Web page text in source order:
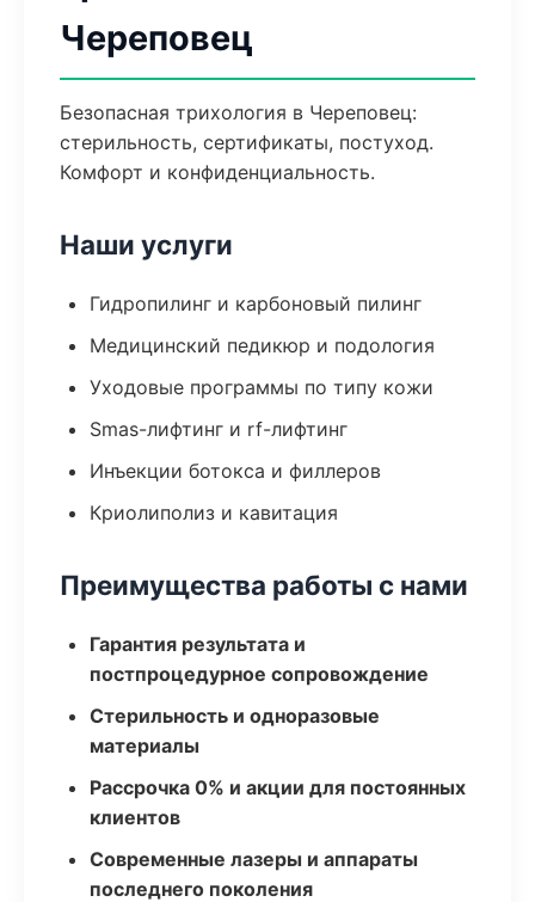
Череповец
Безопасная трихология в Череповец:
стерильность, сертификаты, постуход.
Комфорт и конфиденциальность.
Наши услуги
Гидропилинг и карбоновый пилинг
Медицинский педикюр и подология
Уходовые программы по типу кожи
Smas-лифтинг и rf-лифтинг
Инъекции ботокса и филлеров
Криолиполиз и кавитация
Преимущества работы с нами
Гарантия результата и
постпроцедурное сопровождение
Стерильность и одноразовые
материалы
Рассрочка 0% и акции для постоянных
клиентов
Современные лазеры и аппараты
последнего поколения